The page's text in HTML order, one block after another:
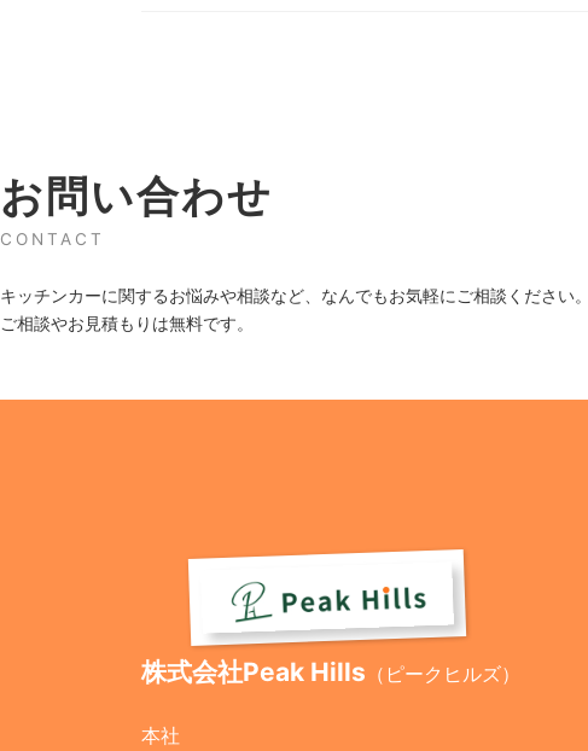
お問い合わせ
CONTACT
キッチンカーに関するお悩みや相談など、なんでもお気軽にご相談ください。
ご相談やお見積もりは無料です。
株式会社Peak Hills （ピークヒルズ）
本社